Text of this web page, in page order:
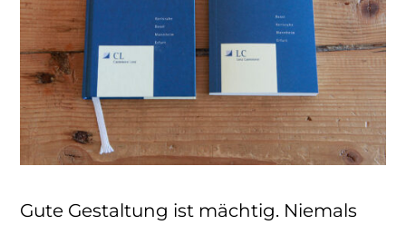
Gute Gestaltung ist mächtig. Niemals